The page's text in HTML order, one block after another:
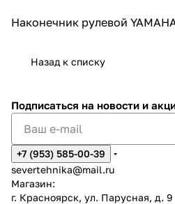
Наконечник рулевой
Назад к списку
Подписаться на новости и
+7 (953) 585-00-39
severtehnika@mail.ru
Магазин:
г. Красноярск, ул. Парусная, д. 9